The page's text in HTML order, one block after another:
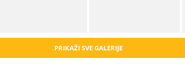
PRIKAŽI SVE GALERIJE